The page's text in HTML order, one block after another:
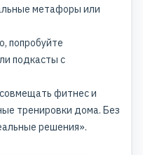
метафоры или
попробуйте
подкасты с
фитнес и
тренировки дома. Без
решения».